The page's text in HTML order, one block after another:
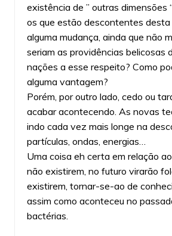
existência de ” outras dimensões
os que estão descontentes desta
alguma mudança, ainda que não
seriam as providências belicosas
nações a esse respeito? Como
alguma vantagem?
Porém, por outro lado, cedo ou
acabar acontecendo. As novas
indo cada vez mais longe na
partículas, ondas, energias…
Uma coisa eh certa em relação
não existirem, no futuro virarão
existirem, tornar-se-ao de
assim como aconteceu no
bactérias.